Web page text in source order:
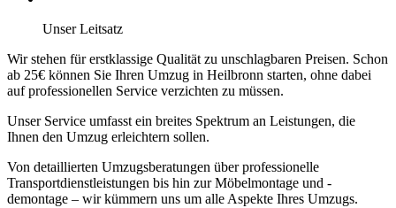
Unser Leitsatz
Wir stehen für erstklassige Qualität zu unschlagbaren Preisen. Schon
ab 25€ können Sie Ihren Umzug in Heilbronn starten, ohne dabei
auf professionellen Service verzichten zu müssen.
Unser Service umfasst ein breites Spektrum an Leistungen, die
Ihnen den Umzug erleichtern sollen.
Von detaillierten Umzugsberatungen über professionelle
Transportdienstleistungen bis hin zur Möbelmontage und -
demontage – wir kümmern uns um alle Aspekte Ihres Umzugs.